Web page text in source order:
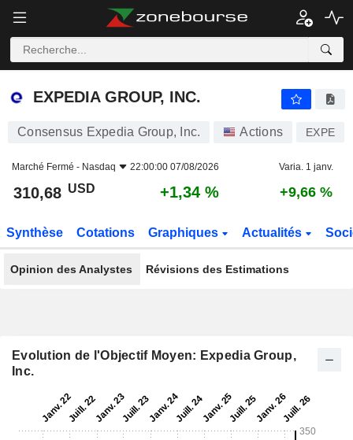
EXPEDIA GROUP, INC.
EXPEDIA GROUP, INC.
Consensus Expedia Group, Inc. Actions EXPE
Marché Fermé - Nasdaq 22:00:00 07/08/2026 Varia. 1 janv.
310,68 USD +1,34 % +9,66 %
Synthèse Cotations Graphiques Actualités
Opinion des Analystes Révisions des Estimations
Evolution de l'Objectif Moyen: Expedia Group,
Inc.